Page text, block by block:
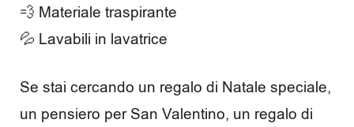
R
e
c
💨 Materiale traspirante
💦 Lavabili in lavatrice
Se stai cercando un regalo di Natale speciale,
un pensiero per San Valentino, un regalo di